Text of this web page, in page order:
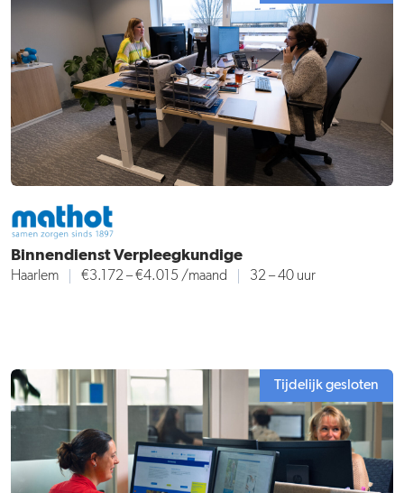
Binnendienst Verpleegkundige
Haarlem €3.172 – €4.015 /maand 32 – 40 uur
Tijdelijk gesloten